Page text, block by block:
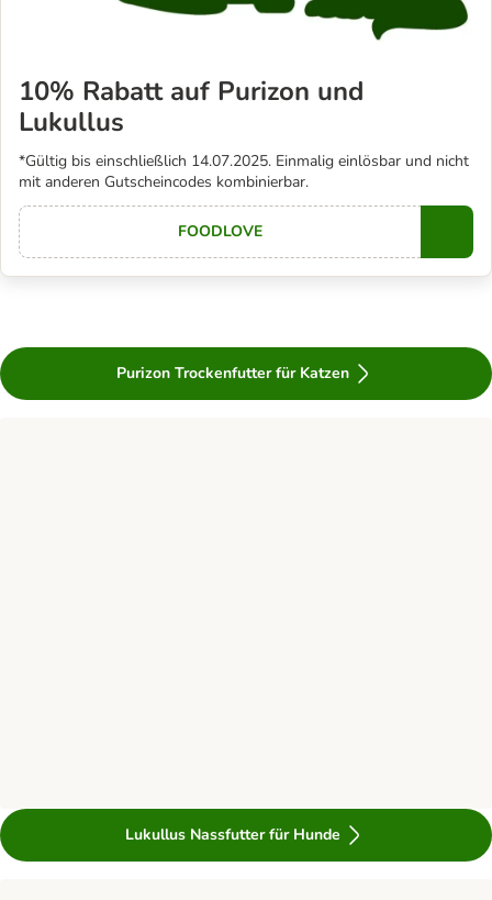
10% Rabatt auf Purizon und
Lukullus
*Gültig bis einschließlich 14.07.2025. Einmalig einlösbar und nicht
mit anderen Gutscheincodes kombinierbar.
FOODLOVE
Purizon Trockenfutter für Katzen
Lukullus Nassfutter für Hunde